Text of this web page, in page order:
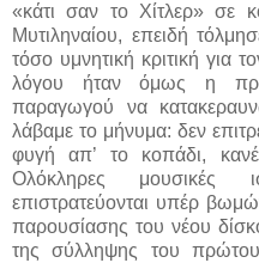
«κάτι σαν το Χίτλερ» σε
Μυτιληναίου, επειδή
τόσο υμνητική κριτική για
λόγου ήταν όμως η
παραγωγού να
λάβαμε το μήνυμα: δεν
φυγή απ’ το κοπάδι,
Ολόκληρες μουσικές
επιστρατεύονται υπέρ
παρουσίασης του νέου
της σύλληψης του πρώτου